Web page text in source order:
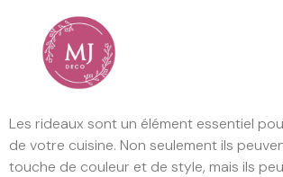
Les rideaux sont un élément essentiel
de votre cuisine. Non seulement ils
touche de couleur et de style, mais ils